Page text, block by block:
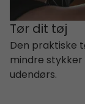
Tør dit tøj
Den praktiske
mindre
udendørs.